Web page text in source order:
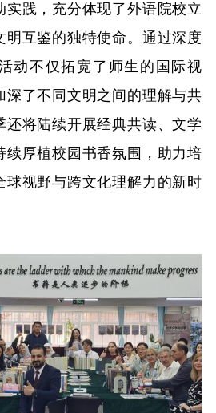
实践，充分体现了外语院校立
明互鉴的独特使命。通过深度
动不仅拓宽了师生的国际视
深了不同文明之间的理解与共
还将陆续开展经典共读、文学
续厚植校园书香氛围，助力培
球视野与跨文化理解力的新时